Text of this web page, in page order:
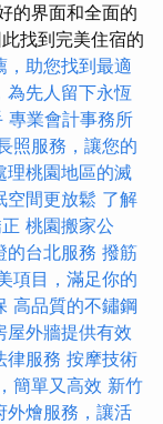
的界面和全面的
找到完美住宿的
，助您找到最適
為先人留下永恆
專業會計事務所
照服務，讓您的
理桃園地區的滅
空間更放鬆 了解
桃園搬家公
的台北服務 撥筋
項目，滿足你的
高品質的不鏽鋼
屋外牆提供有效
律服務 按摩技術
簡單又高效 新竹
外燴服務，讓活